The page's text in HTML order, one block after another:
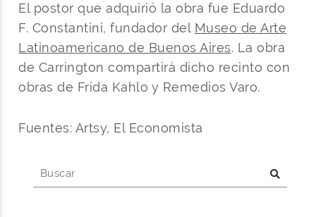
El postor que adquirió la obra fue Eduardo
F. Constantini, fundador del Museo de Arte
Latinoamericano de Buenos Aires. La obra
de Carrington compartirá dicho recinto con
obras de Frida Kahlo y Remedios Varo.
Fuentes: Artsy, El Economista